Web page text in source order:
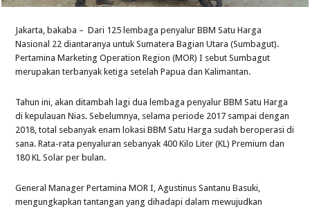
Jakarta, bakaba – Dari 125 lembaga penyalur BBM Satu Harga
Nasional 22 diantaranya untuk Sumatera Bagian Utara (Sumbagut).
Pertamina Marketing Operation Region (MOR) I sebut Sumbagut
merupakan terbanyak ketiga setelah Papua dan Kalimantan.
Tahun ini, akan ditambah lagi dua lembaga penyalur BBM Satu Harga
di kepulauan Nias. Sebelumnya, selama periode 2017 sampai dengan
2018, total sebanyak enam lokasi BBM Satu Harga sudah beroperasi di
sana. Rata-rata penyaluran sebanyak 400 Kilo Liter (KL) Premium dan
180 KL Solar per bulan.
General Manager Pertamina MOR I, Agustinus Santanu Basuki,
mengungkapkan tantangan yang dihadapi dalam mewujudkan